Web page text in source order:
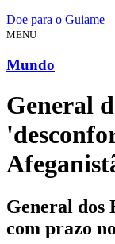
Doe para o Guiame
MENU
Mundo
General
General dos
com prazo